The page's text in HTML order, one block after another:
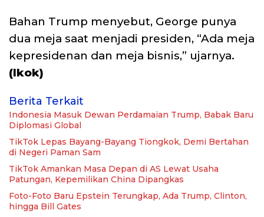
Bahan Trump menyebut, George punya
dua meja saat menjadi presiden, “Ada meja
kepresidenan dan meja bisnis,” ujarnya.
(Ikok)
Berita Terkait
Indonesia Masuk Dewan Perdamaian Trump, Babak Baru
Diplomasi Global
TikTok Lepas Bayang-Bayang Tiongkok, Demi Bertahan
di Negeri Paman Sam
TikTok Amankan Masa Depan di AS Lewat Usaha
Patungan, Kepemilikan China Dipangkas
Foto-Foto Baru Epstein Terungkap, Ada Trump, Clinton,
hingga Bill Gates